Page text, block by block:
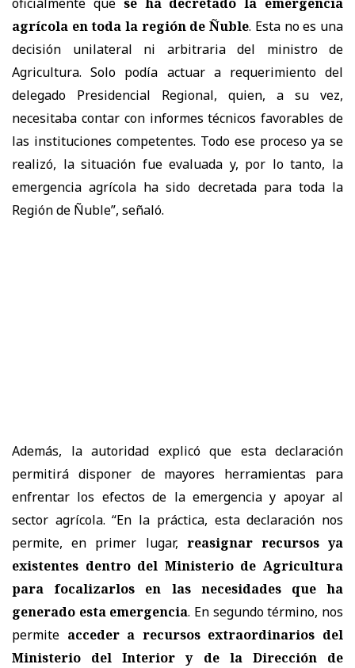
agrícola en toda la región de Ñuble. Esta no es una
decisión unilateral ni arbitraria del ministro de
Agricultura. Solo podía actuar a requerimiento del
delegado Presidencial Regional, quien, a su vez,
necesitaba contar con informes técnicos favorables de
las instituciones competentes. Todo ese proceso ya se
realizó, la situación fue evaluada y, por lo tanto, la
emergencia agrícola ha sido decretada para toda la
Región de Ñuble”, señaló.
Además, la autoridad explicó que esta declaración
permitirá disponer de mayores herramientas para
enfrentar los efectos de la emergencia y apoyar al
sector agrícola. “En la práctica, esta declaración nos
permite, en primer lugar, reasignar recursos ya
existentes dentro del Ministerio de Agricultura
para focalizarlos en las necesidades que ha
generado esta emergencia. En segundo término, nos
permite acceder a recursos extraordinarios del
Ministerio del Interior y de la Dirección de